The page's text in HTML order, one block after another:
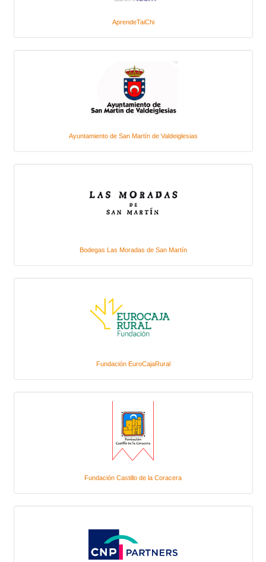
AprendeTaiChi
Ayuntamiento de San Martín de Valdeiglesias
Bodegas Las Moradas de San Martín
Fundación EuroCajaRural
Fundación Castillo de la Coracera